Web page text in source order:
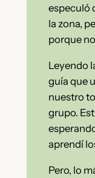
especuló
la zona,
porque
Leyendo
guía que
nuestro
grupo.
aprendí
Pero, lo